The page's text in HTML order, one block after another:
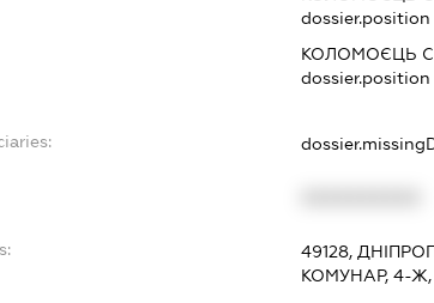
dossier.position
КОЛОМОЄЦЬ
dossier.position
49128,
КОМУНАР, 4-Ж,